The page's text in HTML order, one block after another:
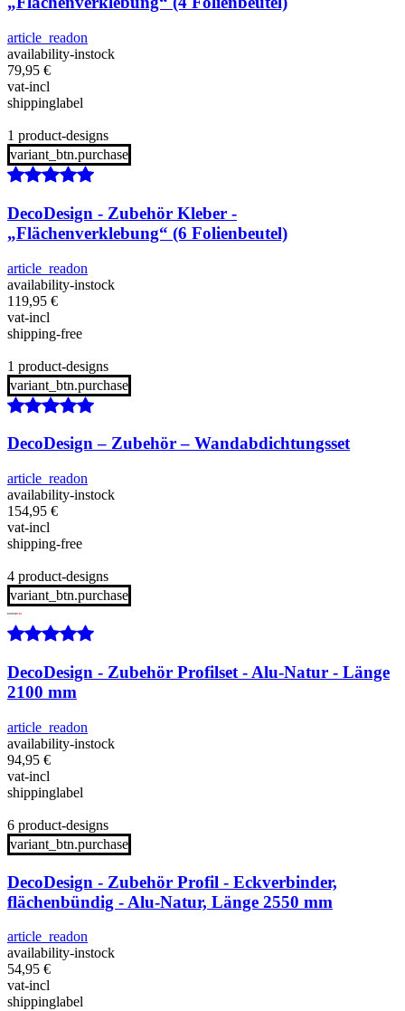
article_readon
availability-instock
79,95 €
vat-incl
shippinglabel
1 product-designs
variant_btn.purchase
DecoDesign - Zubehör Kleber -
„Flächenverklebung“ (6 Folienbeutel)
article_readon
availability-instock
119,95 €
vat-incl
shipping-free
1 product-designs
variant_btn.purchase
DecoDesign – Zubehör – Wandabdichtungsset
article_readon
availability-instock
154,95 €
vat-incl
shipping-free
4 product-designs
variant_btn.purchase
DecoDesign - Zubehör Profilset - Alu-Natur - Länge
2100 mm
article_readon
availability-instock
94,95 €
vat-incl
shippinglabel
6 product-designs
variant_btn.purchase
DecoDesign - Zubehör Profil - Eckverbinder,
flächenbündig - Alu-Natur, Länge 2550 mm
article_readon
availability-instock
54,95 €
vat-incl
shippinglabel